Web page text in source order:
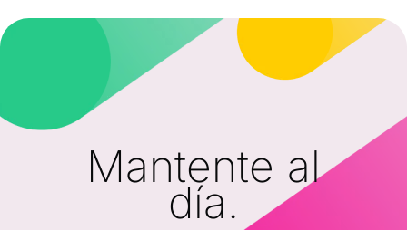
Mantente al
día.